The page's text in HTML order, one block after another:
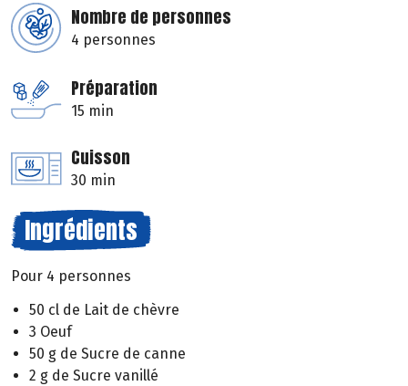
Nombre de personnes
4 personnes
Préparation
15 min
Cuisson
30 min
Ingrédients
Pour 4 personnes
50 cl de Lait de chèvre
3 Oeuf
50 g de Sucre de canne
2 g de Sucre vanillé